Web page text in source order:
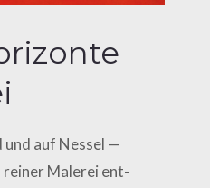
auf Nes­sel —
rei­ner Male­rei ent­